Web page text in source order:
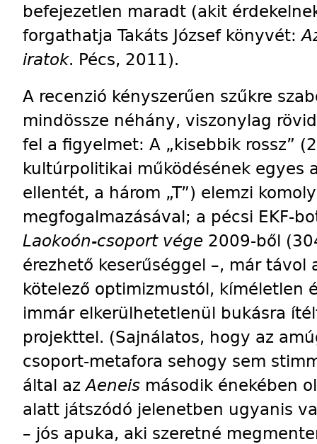
befejezetlen maradt (akit
forgathatja Takáts József könyvét:
iratok. Pécs, 2011).
A recenzió kényszerűen szűkre
mindössze néhány, viszonylag
fel a figyelmet: A „kisebbik rossz”
kultúrpolitikai működésének egyes
ellentét, a három „T”) elemzi
megfogalmazásával; a pécsi EKF-
Laokoón-csoport vége 2009-ből
érezhető keserűséggel –, már
kötelező optimizmustól, kíméletlen
immár elkerülhetetlenül bukásra
projekttel. (Sajnálatos, hogy az
csoport-metafora sehogy sem
által azAeneis második énekében
alatt játszódó jelenetben ugyanis
– jós apuka, aki szeretné